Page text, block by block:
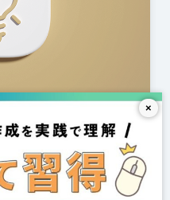
ィンドウを作ってみ
×